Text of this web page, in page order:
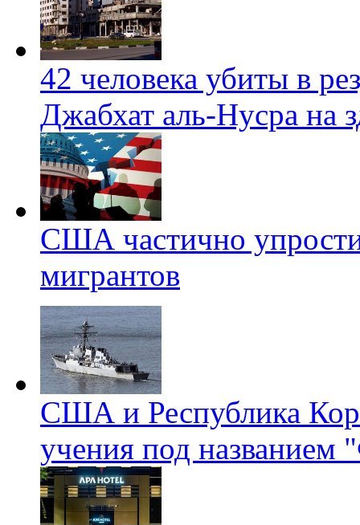
42 человека убиты в
Джабхат аль-Нусра на
США частично
мигрантов
США и Республика
учения под названием